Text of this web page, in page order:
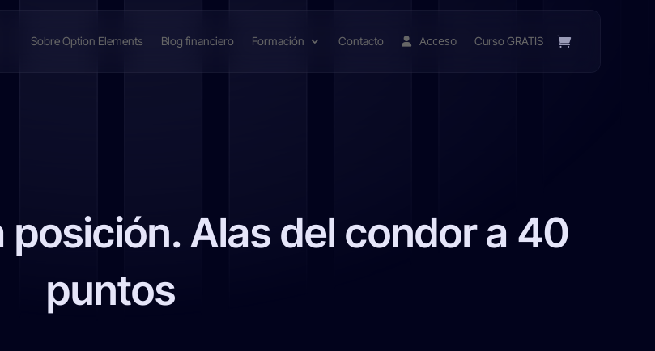
Sobre Option Elements Blog financiero Formación Contacto Acceso Curso GRATIS
posición. Alas del condor a 40
puntos